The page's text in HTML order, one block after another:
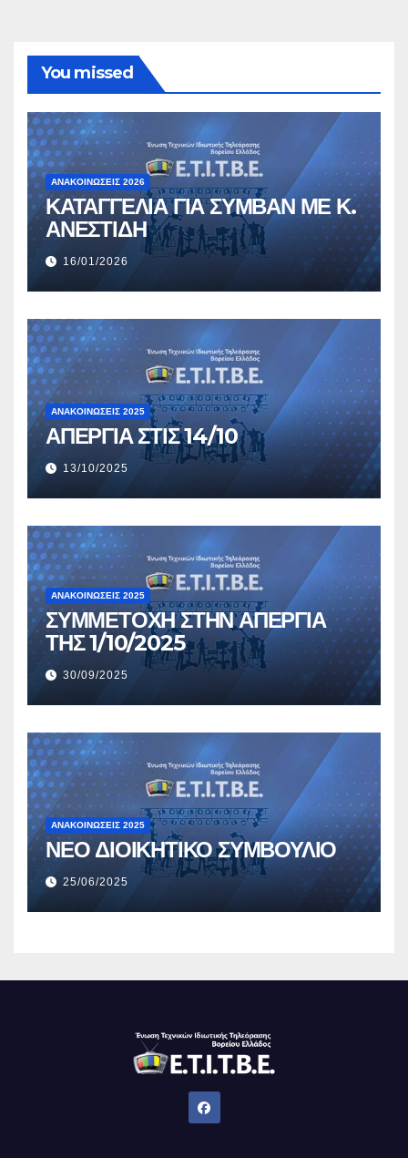
You missed
ΑΝΑΚΟΙΝΏΣΕΙΣ 2026
ΚΑΤΑΓΓΕΛΙΑ ΓΙΑ ΣΥΜΒΑΝ ΜΕ Κ.
ΑΝΕΣΤΙΔΗ
16/01/2026
ΑΝΑΚΟΙΝΏΣΕΙΣ 2025
ΑΠΕΡΓΙΑ ΣΤΙΣ 14/10
13/10/2025
ΑΝΑΚΟΙΝΏΣΕΙΣ 2025
ΣΥΜΜΕΤΟΧΗ ΣΤΗΝ ΑΠΕΡΓΙΑ
ΤΗΣ 1/10/2025
30/09/2025
ΑΝΑΚΟΙΝΏΣΕΙΣ 2025
ΝΕΟ ΔΙΟΙΚΗΤΙΚΟ ΣΥΜΒΟΥΛΙΟ
25/06/2025